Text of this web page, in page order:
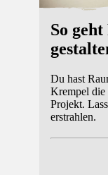
So
Du hast
Krempel die
Projekt.
erstrahlen.